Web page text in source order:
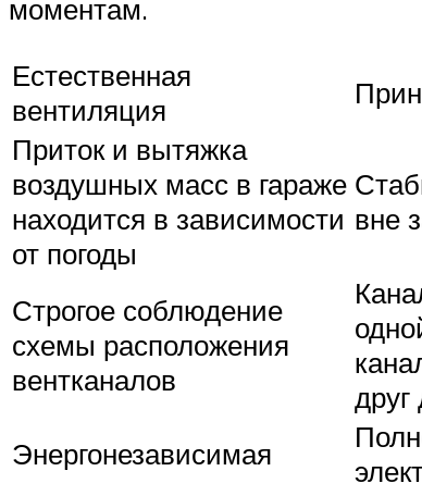
моментам.
Естественная
вентиляция
Приток и вытяжка
воздушных масс в гараже
находится в зависимости
от погоды
вне
Строгое соблюдение
схемы расположения
вентканалов
друг
Энергонезависимая